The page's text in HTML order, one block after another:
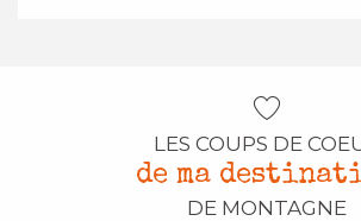
LES COUPS DE
de ma
DE MONTAGNE